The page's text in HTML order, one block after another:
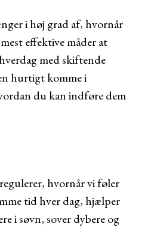
i høj grad af, hvornår
effektive måder at
med skiftende
hurtigt komme i
du kan indføre dem
hvornår vi føler
tid hver dag, hjælper
i søvn, sover dybere og